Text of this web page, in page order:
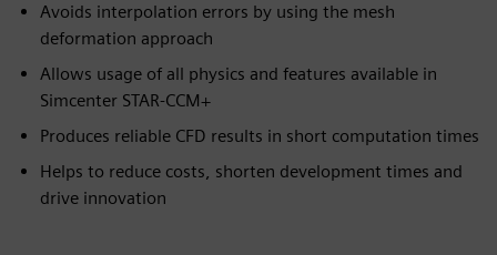
Avoids interpolation errors by using the mesh
deformation approach
Allows usage of all physics and features available in
Simcenter STAR-CCM+
Produces reliable CFD results in short computation times
Helps to reduce costs, shorten development times and
drive innovation